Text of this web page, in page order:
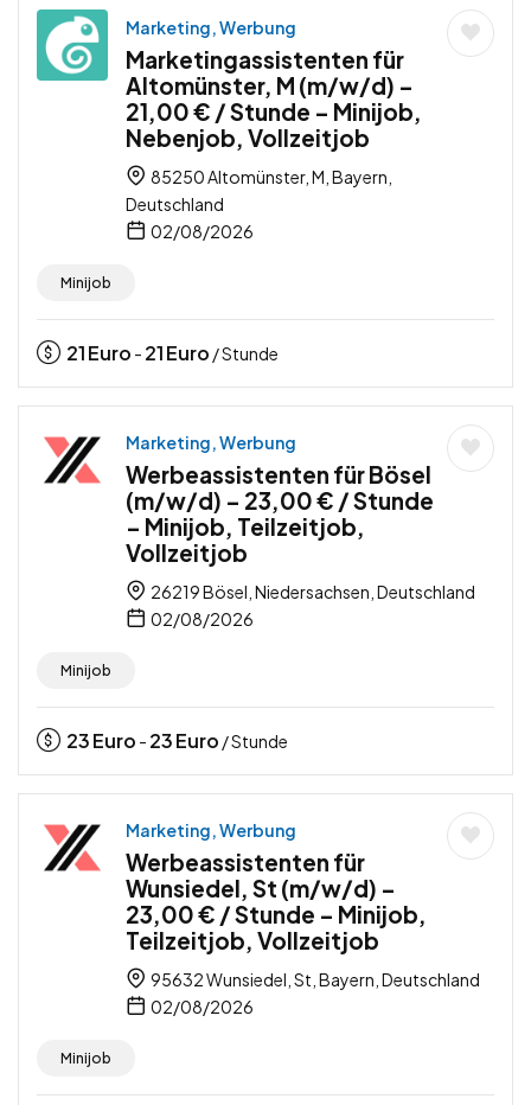
Marketing, Werbung
Marketingassistenten für
Altomünster, M (m/w/d) –
21,00 € / Stunde – Minijob,
Nebenjob, Vollzeitjob
85250 Altomünster, M, Bayern,
Deutschland
02/08/2026
Minijob
21Euro - 21Euro / Stunde
Marketing, Werbung
Werbeassistenten für Bösel
(m/w/d) – 23,00 € / Stunde
– Minijob, Teilzeitjob,
Vollzeitjob
26219 Bösel, Niedersachsen, Deutschland
02/08/2026
Minijob
23Euro - 23Euro / Stunde
Marketing, Werbung
Werbeassistenten für
Wunsiedel, St (m/w/d) –
23,00 € / Stunde – Minijob,
Teilzeitjob, Vollzeitjob
95632 Wunsiedel, St, Bayern, Deutschland
02/08/2026
Minijob